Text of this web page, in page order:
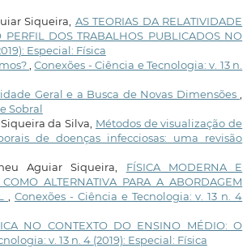
Siqueira, AS TEORIAS DA RELATIVIDADE
PERFIL DOS TRABALHOS PUBLICADOS NO
Especial: Física
,Conexões - Ciência e Tecnologia: v. 13 n.
Geral e a Busca de Novas Dimensões
Sobral
da Silva, Métodos de visualização de
de doenças infecciosas: uma revisão
Aguiar Siqueira, FÍSICA MODERNA E
ALTERNATIVA PARA A ABORDAGEM
Conexões - Ciência e Tecnologia: v. 13 n. 4
NO CONTEXTO DO ENSINO MÉDIO: O
v. 13 n. 4 (2019): Especial: Física